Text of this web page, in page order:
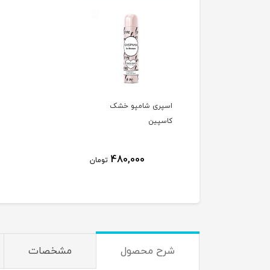
اسپری شامپو خشک
کاسپین
480,000 تومان
شرح محصول مشخصات